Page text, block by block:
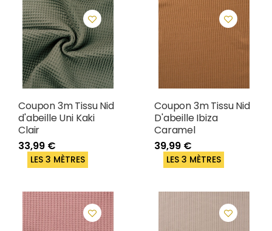
Coupon 3m Tissu Nid
d'abeille Uni Kaki
Clair
33,99 €
LES 3 MÈTRES
Coupon 3m Tissu Nid
D'abeille Ibiza
Caramel
39,99 €
LES 3 MÈTRES